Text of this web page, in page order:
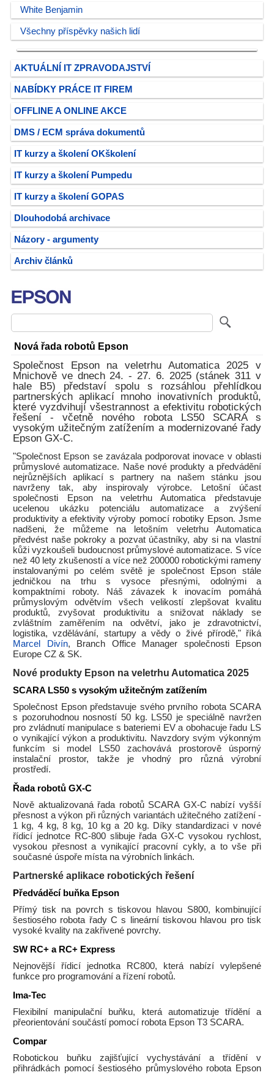
White Benjamin
Všechny příspěvky našich lidí
AKTUÁLNÍ IT ZPRAVODAJSTVÍ
NABÍDKY PRÁCE IT FIREM
OFFLINE A ONLINE AKCE
DMS / ECM správa dokumentů
IT kurzy a školení OKškolení
IT kurzy a školení Pumpedu
IT kurzy a školení GOPAS
Dlouhodobá archivace
Názory - argumenty
Archiv článků
Nová řada robotů Epson
Společnost Epson na veletrhu Automatica 2025 v
Mnichově ve dnech 24. - 27. 6. 2025 (stánek 311 v
hale B5) představí spolu s rozsáhlou přehlídkou
partnerských aplikací mnoho inovativních produktů,
které vyzdvihují všestrannost a efektivitu robotických
řešení - včetně nového robota LS50 SCARA s
vysokým užitečným zatížením a modernizované řady
Epson GX-C.
"Společnost Epson se zavázala podporovat inovace v oblasti
průmyslové automatizace. Naše nové produkty a předvádění
nejrůznějších aplikací s partnery na našem stánku jsou
navrženy tak, aby inspirovaly výrobce. Letošní účast
společnosti Epson na veletrhu Automatica představuje
ucelenou ukázku potenciálu automatizace a zvýšení
produktivity a efektivity výroby pomocí robotiky Epson. Jsme
nadšeni, že můžeme na letošním veletrhu Automatica
předvést naše pokroky a pozvat účastníky, aby si na vlastní
kůži vyzkoušeli budoucnost průmyslové automatizace. S více
než 40 lety zkušeností a více než 200000 robotickými rameny
instalovanými po celém světě je společnost Epson stále
jedničkou na trhu s vysoce přesnými, odolnými a
kompaktními roboty. Náš závazek k inovacím pomáhá
průmyslovým odvětvím všech velikostí zlepšovat kvalitu
produktů, zvyšovat produktivitu a snižovat náklady se
zvláštním zaměřením na odvětví, jako je zdravotnictví,
logistika, vzdělávání, startupy a vědy o živé přírodě," říká
Marcel Divín, Branch Office Manager společnosti Epson
Europe CZ & SK.
Nové produkty Epson na veletrhu Automatica 2025
SCARA LS50 s vysokým užitečným zatížením
Společnost Epson představuje svého prvního robota SCARA
s pozoruhodnou nosností 50 kg. LS50 je speciálně navržen
pro zvládnutí manipulace s bateriemi EV a obohacuje řadu LS
o vynikající výkon a produktivitu. Navzdory svým výkonným
funkcím si model LS50 zachovává prostorově úsporný
instalační prostor, takže je vhodný pro různá výrobní
prostředí.
Řada robotů GX-C
Nově aktualizovaná řada robotů SCARA GX-C nabízí vyšší
přesnost a výkon při různých variantách užitečného zatížení -
1 kg, 4 kg, 8 kg, 10 kg a 20 kg. Díky standardizaci v nové
řídicí jednotce RC-800 slibuje řada GX-C vysokou rychlost,
vysokou přesnost a vynikající pracovní cykly, a to vše při
současné úspoře místa na výrobních linkách.
Partnerské aplikace robotických řešení
Předváděcí buňka Epson
Přímý tisk na povrch s tiskovou hlavou S800, kombinující
šestiosého robota řady C s lineární tiskovou hlavou pro tisk
vysoké kvality na zakřivené povrchy.
SW RC+ a RC+ Express
Nejnovější řídicí jednotka RC800, která nabízí vylepšené
funkce pro programování a řízení robotů.
Ima-Tec
Flexibilní manipulační buňku, která automatizuje třídění a
přeorientování součástí pomocí robota Epson T3 SCARA.
Compar
Robotickou buňku zajišťující vychystávání a třídění v
přihrádkách pomocí šestiosého průmyslového robota Epson